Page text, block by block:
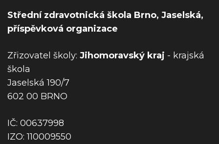
c
e
r
o
p
ř
s
p
Střední zdravotnická škola Brno, Jaselská,
příspěvková organizace
Zřizovatel školy: Jihomoravský kraj - krajská
škola
Jaselská 190/7
602 00 BRNO
IČ: 00637998
IZO: 110009550